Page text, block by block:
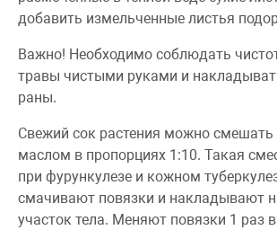
добавить измельченные листья
Важно! Необходимо соблюдать
травы чистыми руками и
раны.
Свежий сок растения можно
маслом в пропорциях 1:10. Такая
при фурункулезе и кожном
смачивают повязки и накладывают
участок тела. Меняют повязки 1 раз в